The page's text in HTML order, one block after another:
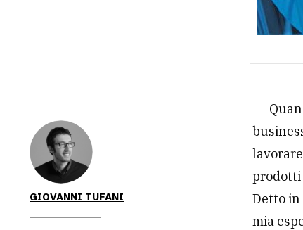
GIOVANNI TUFANI
prodotti
Detto in
mia